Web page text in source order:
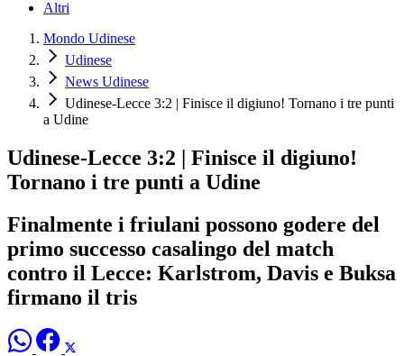
Altri
Mondo Udinese
Udinese
News Udinese
Udinese-Lecce 3:2 | Finisce il digiuno! Tornano i tre punti
a Udine
Udinese-Lecce 3:2 | Finisce il digiuno!
Tornano i tre punti a Udine
Finalmente i friulani possono godere del
primo successo casalingo del match
contro il Lecce: Karlstrom, Davis e Buksa
firmano il tris